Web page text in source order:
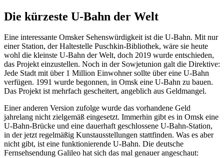
Die kürzeste U-Bahn der Welt
Eine interessante Omsker Sehenswürdigkeit ist die U-Bahn. Mit nur
einer Station, der Haltestelle Puschkin-Bibliothek, wäre sie heute
wohl die kleinste U-Bahn der Welt, doch 2019 wurde entschieden,
das Projekt einzustellen. Noch in der Sowjetunion galt die Direktive:
Jede Stadt mit über 1 Million Einwohner sollte über eine U-Bahn
verfügen. 1991 wurde begonnen, in Omsk eine U-Bahn zu bauen.
Das Projekt ist mehrfach gescheitert, angeblich aus Geldmangel.
Einer anderen Version zufolge wurde das vorhandene Geld
jahrelang nicht zielgemäß eingesetzt. Immerhin gibt es in Omsk eine
U-Bahn-Brücke und eine dauerhaft geschlossene U-Bahn-Station,
in der jetzt regelmäßig Kunstausstellungen stattfinden. Was es aber
nicht gibt, ist eine funktionierende U-Bahn. Die deutsche
Fernsehsendung Galileo hat sich das mal genauer angeschaut: